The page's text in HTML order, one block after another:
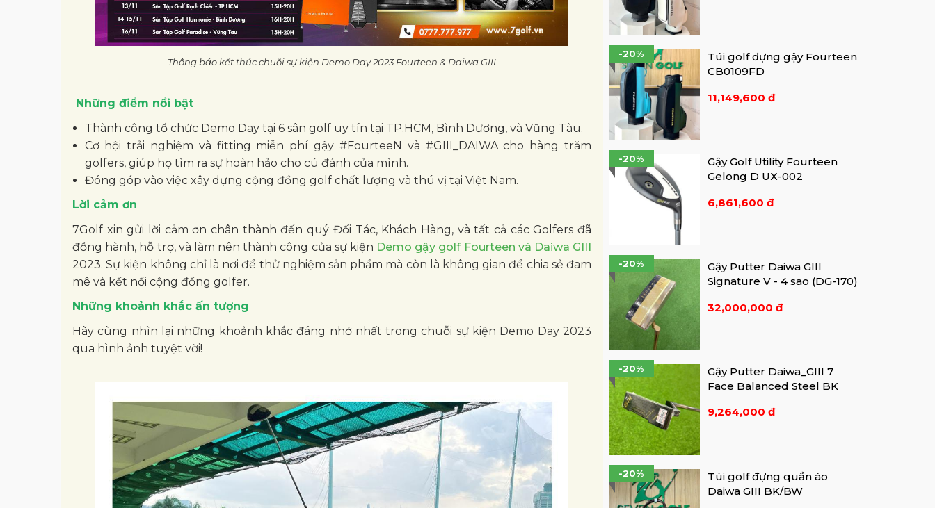
Thông báo kết thúc chuỗi sự kiện Demo Day 2023 Fourteen & Daiwa GIII
Những điểm nổi bật
Thành công tổ chức Demo Day tại 6 sân golf uy tín tại TP.HCM, Bình Dương, và Vũng Tàu.
Cơ hội trải nghiệm và fitting miễn phí gậy #FourteeN và #GIII_DAIWA cho hàng trăm
golfers, giúp họ tìm ra sự hoàn hảo cho cú đánh của mình.
Đóng góp vào việc xây dựng cộng đồng golf chất lượng và thú vị tại Việt Nam.
Lời cảm ơn
7Golf xin gửi lời cảm ơn chân thành đến quý Đối Tác, Khách Hàng, và tất cả các Golfers đã
đồng hành, hỗ trợ, và làm nên thành công của sự kiện Demo gậy golf Fourteen và Daiwa GIII
2023. Sự kiện không chỉ là nơi để thử nghiệm sản phẩm mà còn là không gian để chia sẻ đam
mê và kết nối cộng đồng golfer.
Những khoảnh khắc ấn tượng
Hãy cùng nhìn lại những khoảnh khắc đáng nhớ nhất trong chuỗi sự kiện Demo Day 2023
qua hình ảnh tuyệt vời!
-20%
Túi golf đựng gậy Fourteen
CB0109FD
11,149,600 đ
-20%
Gậy Golf Utility Fourteen
Gelong D UX-002
6,861,600 đ
-20%
Gậy Putter Daiwa GIII
Signature V - 4 sao (DG-170)
32,000,000 đ
-20%
Gậy Putter Daiwa_GIII 7
Face Balanced Steel BK
9,264,000 đ
-20%
Túi golf đựng quần áo
Daiwa GIII BK/BW